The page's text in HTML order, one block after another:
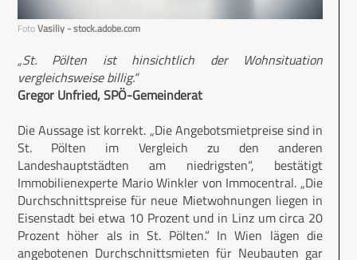
FotoVasiliy - stock.adobe.com
„St. Pölten ist hinsichtlich der Wohnsituation
vergleichsweise billig.“
Gregor Unfried, SPÖ-Gemeinderat
Die Aussage ist korrekt. „Die Angebotsmietpreise sind in
St. Pölten im Vergleich zu den anderen
Landeshauptstädten am niedrigsten“, bestätigt
Immobilienexperte Mario Winkler von Immocentral. „Die
Durchschnittspreise für neue Mietwohnungen liegen in
Eisenstadt bei etwa 10 Prozent und in Linz um circa 20
Prozent höher als in St. Pölten.“ In Wien lägen die
angebotenen Durchschnittsmieten für Neubauten gar